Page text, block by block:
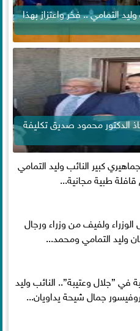
التمامي .. فخر واعتزاز بهذا
الدكتور محمود صديق تكليفة
كبير النائب وليد التمامي
طبية مجانية...
ولفيف من وزراء ورجال
وليد التمامي ومحمد...
في ”جلال وعتيبة”.. النائب وليد
جمال شيحة يداويان...